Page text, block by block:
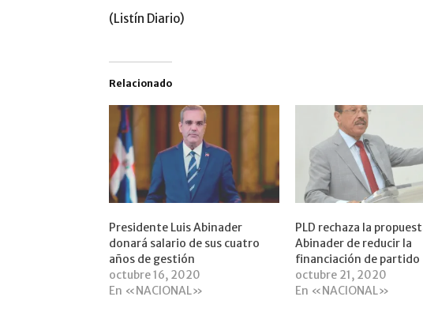
(Listín Diario)
Relacionado
Presidente Luis Abinader
donará salario de sus cuatro
años de gestión
octubre 16, 2020
En «NACIONAL»
PLD rechaza la
Abinader de reducir la
financiación de partido
octubre 21, 2020
En «NACIONAL»